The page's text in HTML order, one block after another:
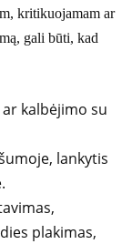
kritikuojamam ar
gali būti, kad
kalbėjimo su
lankytis
plakimas,